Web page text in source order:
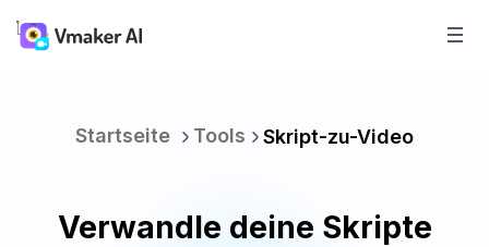
Startseite Tools Skript-zu-Video
Verwandle deine Skripte